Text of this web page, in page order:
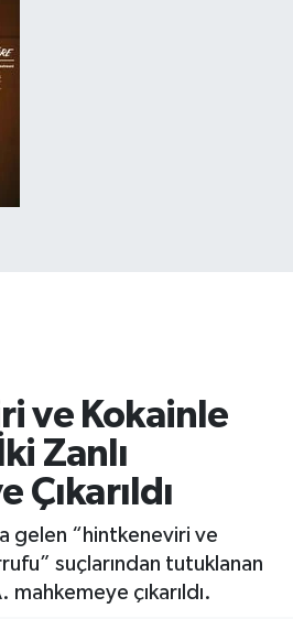
ve Kokainle
Zanlı
Çıkarıldı
gelen “hintkeneviri ve
suçlarından tutuklanan
çıkarıldı.